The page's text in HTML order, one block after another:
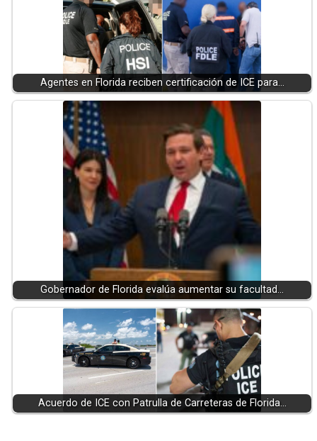
Agentes en Florida reciben certificación de ICE para…
Gobernador de Florida evalúa aumentar su facultad…
Acuerdo de ICE con Patrulla de Carreteras de Florida…